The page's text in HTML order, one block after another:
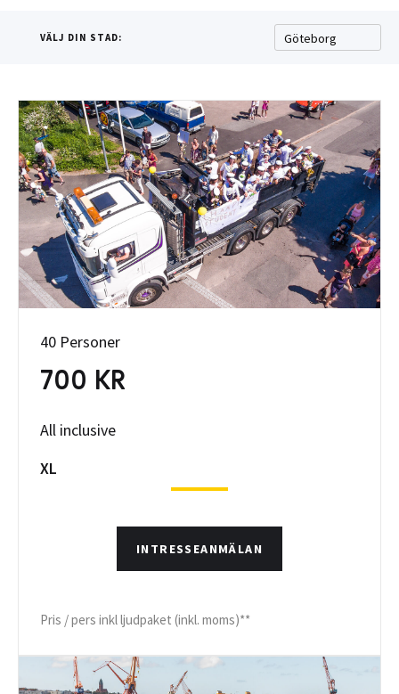
VÄLJ DIN STAD:
40 Personer
700 KR
All inclusive
XL
INTRESSEANMÄLAN
Pris / pers inkl ljudpaket (inkl. moms)**